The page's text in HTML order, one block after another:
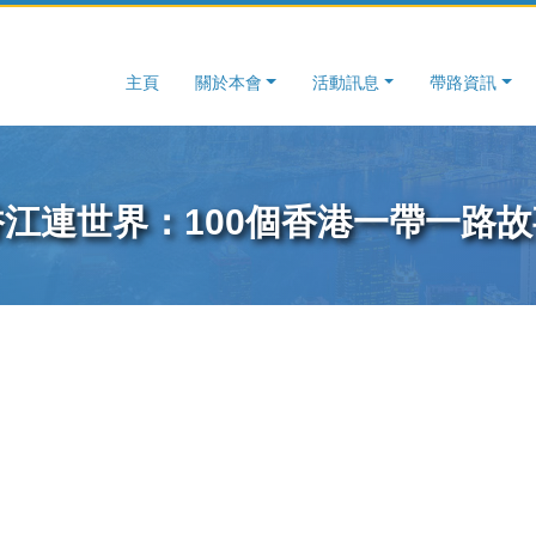
主頁 關於本會 活動訊息 帶路資訊
連世界：100個香港一帶一路